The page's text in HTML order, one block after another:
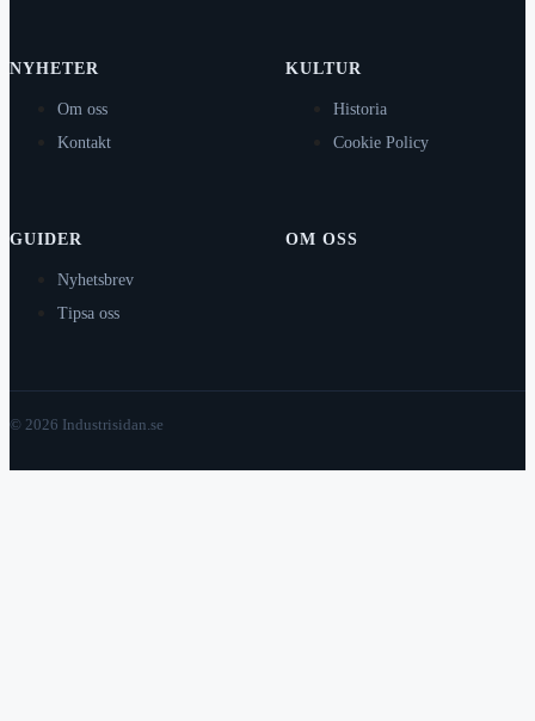
NYHETER
Om oss
Kontakt
KULTUR
Historia
Cookie Policy
GUIDER
Nyhetsbrev
Tipsa oss
OM OSS
© 2026 Industrisidan.se